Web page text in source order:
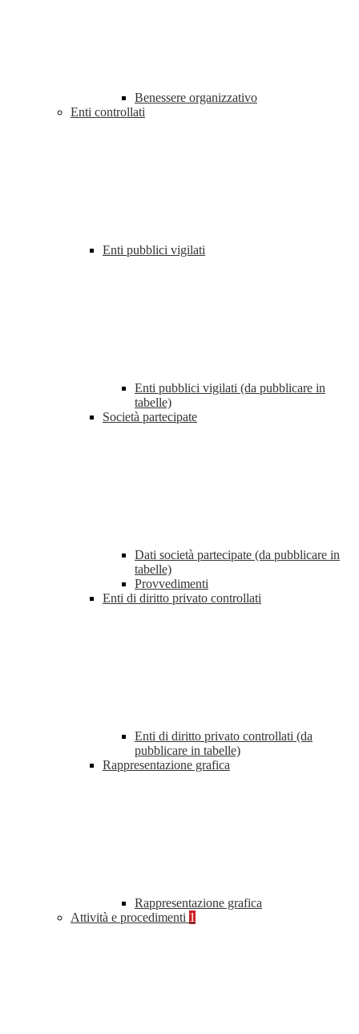
Benessere organizzativo
Enti controllati
Enti pubblici vigilati
Enti pubblici vigilati (da pubblicare in
tabelle)
Società partecipate
Dati società partecipate (da pubblicare in
tabelle)
Provvedimenti
Enti di diritto privato controllati
Enti di diritto privato controllati (da
pubblicare in tabelle)
Rappresentazione grafica
Rappresentazione grafica
Attività e procedimenti 1